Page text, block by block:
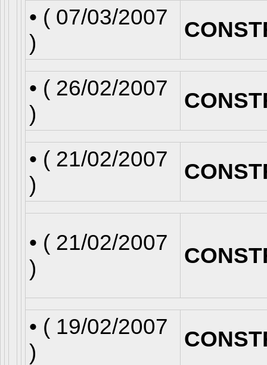
• ( 07/03/2007
)
• ( 26/02/2007
)
• ( 21/02/2007
)
• ( 21/02/2007
)
• ( 19/02/2007
)